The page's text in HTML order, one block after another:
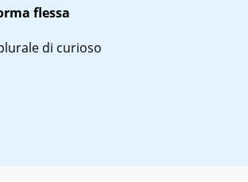
flessa
di curioso